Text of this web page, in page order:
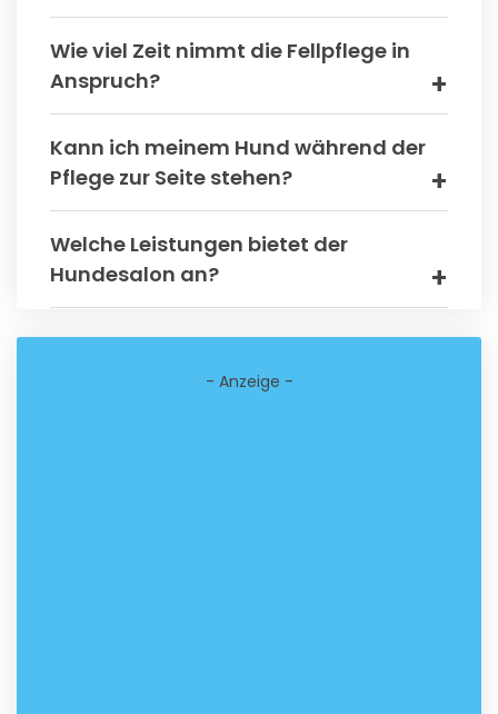
Wie viel Zeit nimmt die Fellpflege in
Anspruch?
Kann ich meinem Hund während der
Pflege zur Seite stehen?
Welche Leistungen bietet der
Hundesalon an?
- Anzeige -